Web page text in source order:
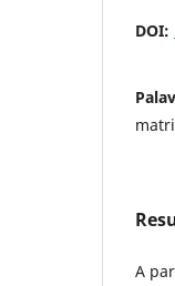
DOI:
A